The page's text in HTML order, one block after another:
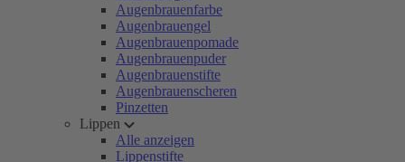
Augenbrauenfarbe
Augenbrauengel
Augenbrauenpomade
Augenbrauenpuder
Augenbrauenstifte
Augenbrauenscheren
Pinzetten
Lippen
Alle anzeigen
Lippenstifte